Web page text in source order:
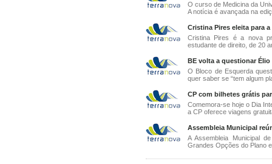
O curso de Medicina da
A notícia é avançada na
Cristina Pires eleita para
Cristina Pires é a nova
estudante de direito, de 20
BE volta a questionar
O Bloco de Esquerda
quer saber se “tem algum
CP com bilhetes grátis
Comemora-se hoje o Dia
a CP oferece viagens
Assembleia Municipal
A Assembleia Municipal
Grandes Opções do Plano